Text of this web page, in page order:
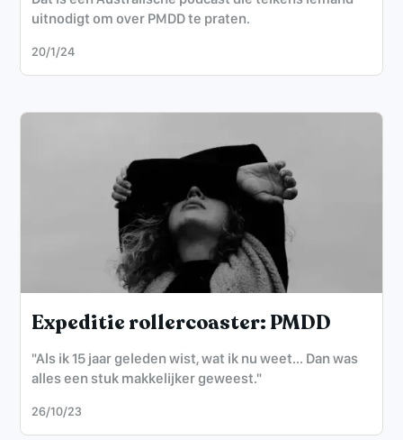
uitnodigt om over PMDD te praten.
20/1/24
Expeditie rollercoaster: PMDD
"Als ik 15 jaar geleden wist, wat ik nu weet... Dan was
alles een stuk makkelijker geweest."
26/10/23